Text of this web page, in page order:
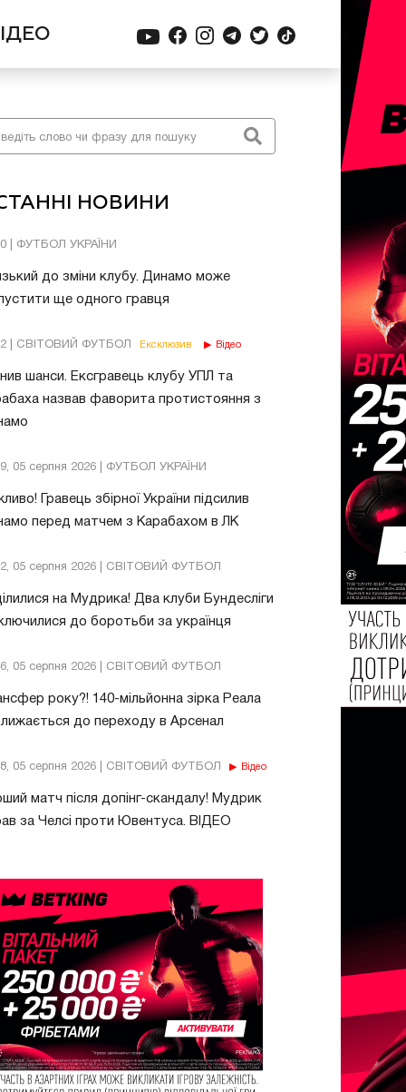
НОВИНИ
| ФУТБОЛ УКРАЇНИ
до зміни клубу. Динамо може
ще одного гравця
| СВІТОВИЙ ФУТБОЛ Ексклюзив Відео
шанси. Ексгравець клубу УПЛ та
назвав фаворита протистояння з
05 серпня 2026 | ФУТБОЛ УКРАЇНИ
Гравець збірної України підсилив
перед матчем з Карабахом в ЛК
05 серпня 2026 | СВІТОВИЙ ФУТБОЛ
на Мудрика! Два клуби Бундесліги
до боротьби за українця
05 серпня 2026 | СВІТОВИЙ ФУТБОЛ
року?! 140-мільйонна зірка Реала
до переходу в Арсенал
05 серпня 2026 | СВІТОВИЙ ФУТБОЛ Відео
матч після допінг-скандалу! Мудрик
за Челсі проти Ювентуса. ВІДЕО